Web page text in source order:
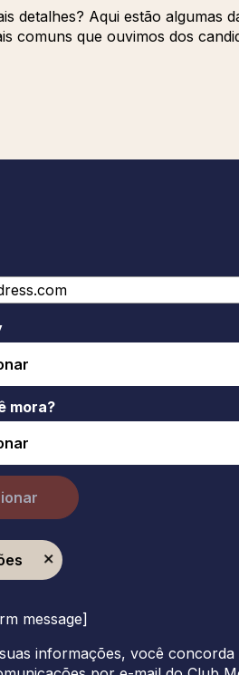
detalhes? Aqui estão algumas
comuns que ouvimos dos
mora?
message]
informações, você